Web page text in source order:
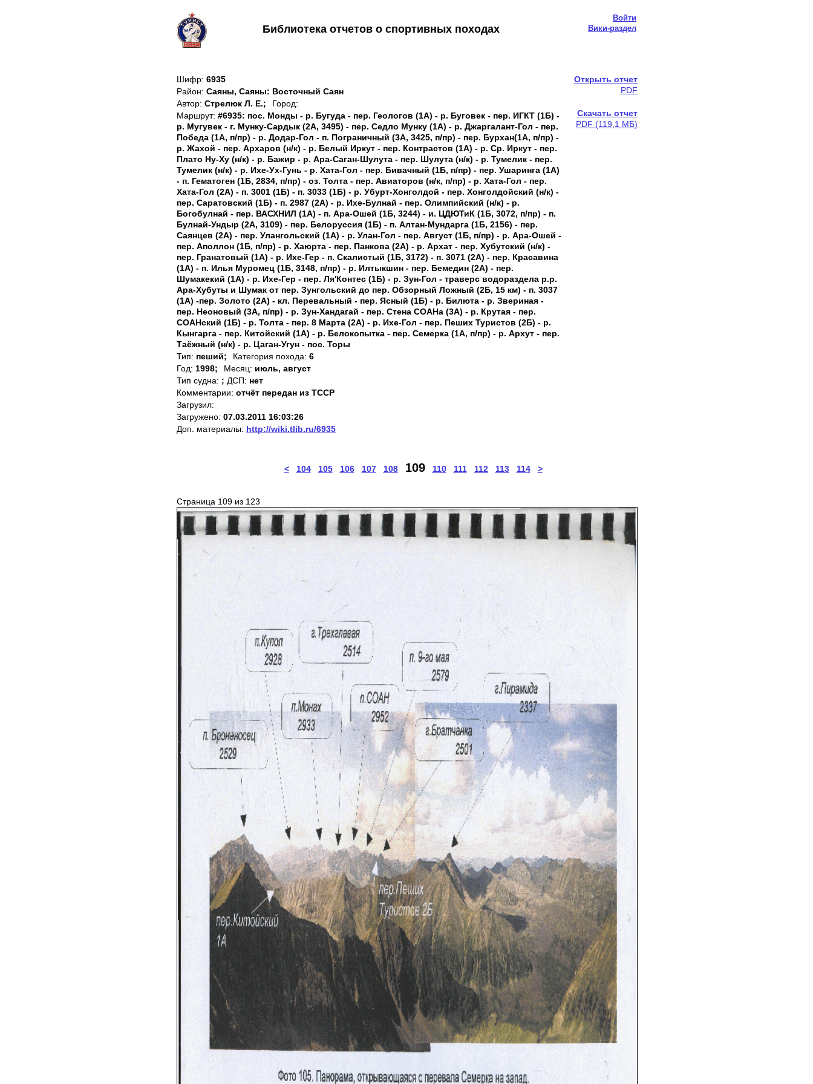
Войти
Библиотека отчетов о спортивных походах Вики-раздел
Шифр: 6935
Район: Саяны, Саяны: Восточный Саян
Автор: Стрелюк Л. Е.;
Город:
Маршрут: #6935: пос. Монды - p. Бугуда - пер. Геологов (1A) - р. Буговек - пер. ИГКТ (1Б) -
р. Мугувек - г. Мунку-Сардык (2А, 3495) - пер. Седло Мунку (1А) - р. Джаргалант-Гол - пер.
Победа (1А, п/пр) - р. Додар-Гол - п. Пограничный (3А, 3425, п/пр) - пер. Бурхан(1А, п/пр) -
р. Жахой - пер. Архаров (н/к) - р. Белый Иркут - пер. Контрастов (1А) - р. Ср. Иркут - пер.
Плато Ну-Ху (н/к) - р. Бажир - р. Ара-Саган-Шулута - пер. Шулута (н/к) - р. Тумелик - пер.
Тумелик (н/к) - р. Ихе-Ух-Гунь - р. Хата-Гол - пер. Бивачный (1Б, п/пр) - пер. Ушаринга (1А)
- п. Гематоген (1Б, 2834, п/пр) - оз. Толта - пер. Авиаторов (н/к, п/пр) - р. Хата-Гол - пер.
Хата-Гол (2А) - п. 3001 (1Б) - п. 3033 (1Б) - р. Убурт-Хонголдой - пер. Хонголдойский (н/к) -
пер. Саратовский (1Б) - п. 2987 (2А) - р. Ихе-Булнай - пер. Олимпийский (н/к) - р.
Богобулнай - пер. ВАСХНИЛ (1А) - п. Ара-Ошей (1Б, 3244) - и. ЦДЮТиК (1Б, 3072, п/пр) - п.
Булнай-Ундыр (2А, 3109) - пер. Белоруссия (1Б) - п. Алтан-Мундарга (1Б, 2156) - пер.
Саянцев (2А) - пер. Улангольский (1А) - р. Улан-Гол - пер. Август (1Б, п/пр) - р. Ара-Ошей -
пер. Аполлон (1Б, п/пр) - р. Хаюрта - пер. Панкова (2А) - р. Архат - пер. Хубутский (н/к) -
пер. Гранатовый (1А) - р. Ихе-Гер - п. Скалистый (1Б, 3172) - п. 3071 (2А) - пер. Красавина
(1А) - п. Илья Муромец (1Б, 3148, п/пр) - р. Илтыкшин - пер. Бемедин (2А) - пер.
Шумакекий (1А) - р. Ихе-Гер - пер. Ля'Контес (1Б) - р. Зун-Гол - траверс водораздела p.p.
Ара-Хубуты и Шумак от пер. Зунгольский до пер. Обзорный Ложный (2Б, 15 км) - п. 3037
(1А) -пер. Золото (2А) - кл. Перевальный - пер. Ясный (1Б) - р. Билюта - р. Звериная -
пер. Неоновый (3А, п/пр) - р. Зун-Хандагай - пер. Стена СОАНа (3А) - р. Крутая - пер.
СОАНский (1Б) - р. Толта - пер. 8 Марта (2А) - р. Ихе-Гол - пер. Пеших Туристов (2Б) - р.
Кынгарга - пер. Китойский (1А) - р. Белокопытка - пер. Семерка (1А, п/пр) - р. Архут - пер.
Таёжный (н/к) - р. Цаган-Угун - пос. Торы
Тип: пеший; Категория похода: 6
Год: 1998; Месяц: июль, август
Тип судна: ; ДСП: нет
Комментарии: отчёт передан из ТССР
Загрузил:
Загружено: 07.03.2011 16:03:26
Доп. материалы: http://wiki.tlib.ru/6935
Открыть отчет
PDF
Скачать отчет
PDF (119,1 МБ)
< 104 105 106 107 108 109 110 111 112 113 114 >
Страница 109 из 123